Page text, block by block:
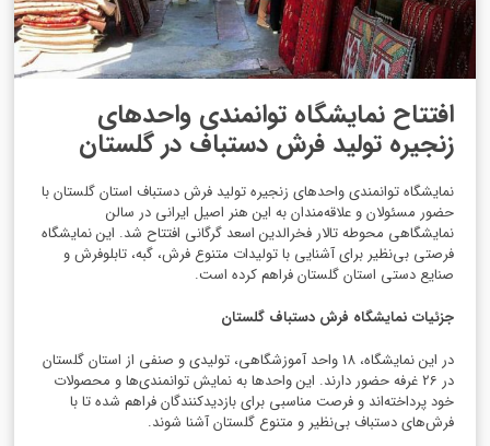
افتتاح نمایشگاه توانمندی واحدهای
زنجیره تولید فرش دستباف در گلستان
نمایشگاه توانمندی واحدهای زنجیره تولید فرش دستباف استان گلستان با
حضور مسئولان و علاقه‌مندان به این هنر اصیل ایرانی در سالن
نمایشگاهی محوطه تالار فخرالدین اسعد گرگانی افتتاح شد. این نمایشگاه
فرصتی بی‌نظیر برای آشنایی با تولیدات متنوع فرش، گبه، تابلوفرش و
صنایع دستی استان گلستان فراهم کرده است.
جزئیات نمایشگاه فرش دستباف گلستان
در این نمایشگاه، 18 واحد آموزشگاهی، تولیدی و صنفی از استان گلستان
در 26 غرفه حضور دارند. این واحدها به نمایش توانمندی‌ها و محصولات
خود پرداخته‌اند و فرصت مناسبی برای بازدیدکنندگان فراهم شده تا با
فرش‌های دستباف بی‌نظیر و متنوع گلستان آشنا شوند.